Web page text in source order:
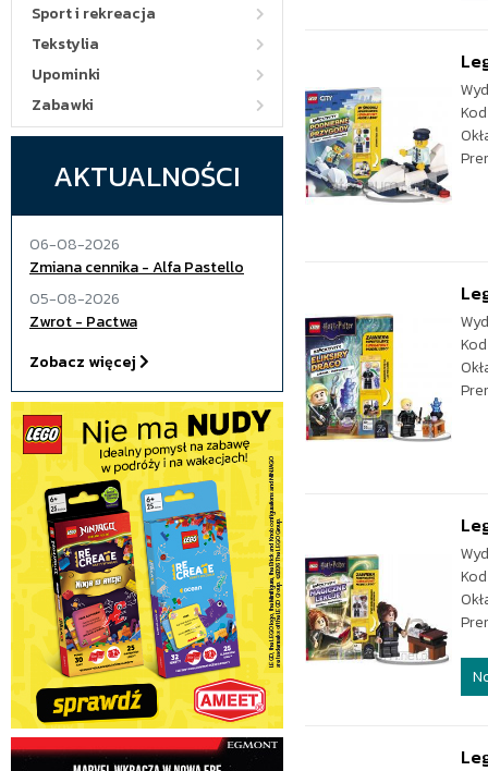
Sport i rekreacja
Tekstylia
Upominki
Zabawki
AKTUALNOŚCI
06-08-2026
Zmiana cennika - Alfa Pastello
05-08-2026
Zwrot - Pactwa
Zobacz więcej